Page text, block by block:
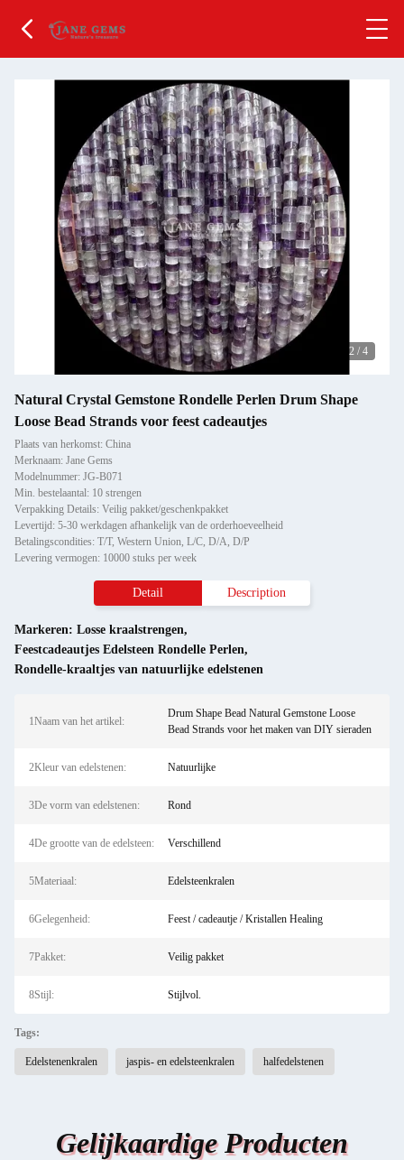
2 / 4
Natural Crystal Gemstone Rondelle Perlen Drum Shape
Loose Bead Strands voor feest cadeautjes
Plaats van herkomst: China
Merknaam: Jane Gems
Modelnummer: JG-B071
Min. bestelaantal: 10 strengen
Verpakking Details: Veilig pakket/geschenkpakket
Levertijd: 5-30 werkdagen afhankelijk van de orderhoeveelheid
Betalingscondities: T/T, Western Union, L/C, D/A, D/P
Levering vermogen: 10000 stuks per week
Detail Description
Markeren: Losse kraalstrengen,
Feestcadeautjes Edelsteen Rondelle Perlen,
Rondelle-kraaltjes van natuurlijke edelstenen
1Naam van het artikel:
Drum Shape Bead Natural Gemstone Loose
Bead Strands voor het maken van DIY sieraden
2Kleur van edelstenen: Natuurlijke
3De vorm van edelstenen: Rond
4De grootte van de edelsteen: Verschillend
5Materiaal: Edelsteenkralen
6Gelegenheid: Feest / cadeautje / Kristallen Healing
7Pakket: Veilig pakket
8Stijl: Stijlvol.
Tags:
Edelstenenkralen jaspis- en edelsteenkralen halfedelstenen
Gelijkaardige Producten